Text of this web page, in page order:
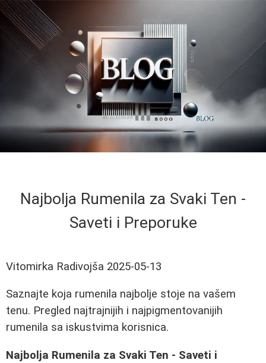
Najbolja Rumenila za Svaki Ten -
Saveti i Preporuke
Vitomirka Radivojša 2025-05-13
Saznajte koja rumenila najbolje stoje na vašem
tenu. Pregled najtrajnijih i najpigmentovanijih
rumenila sa iskustvima korisnica.
Najbolja Rumenila za Svaki Ten - Saveti i